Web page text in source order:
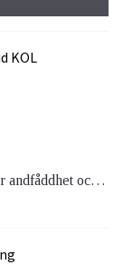
Vid kroniskt obstruktiv lungsjukdom (KOL) är andfåddhet och minskad ork vanliga symtom. Men individanpassad träning för både kondition och muskelstyrka minskar dessa symtom och förbättrar prognosen.